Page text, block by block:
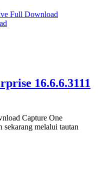
Full Download
16.6.6.3111
Capture One
sekarang melalui tautan